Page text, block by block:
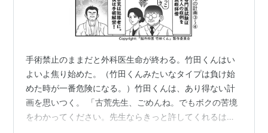
手術禁止のままだと外科医生命が終わる。竹田くんはい
よいよ焦り始めた。（竹田くんみたいなタイプは負け始
めた時が一番危険になる。）竹田くんは、あり得ない計
画を思いつく。 「古荒先生、ごめんね。でもボクの苦境
をわかってください。先生ならきっと許してくれるは